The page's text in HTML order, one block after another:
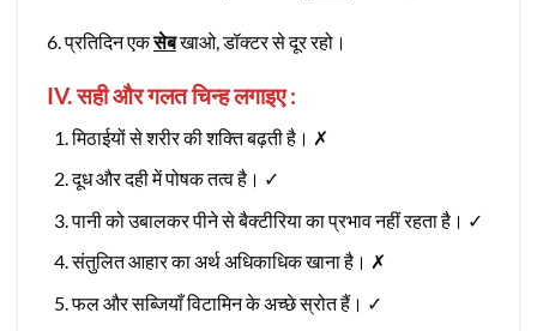
6. प्रतिदिन एकसेबखाओ, डॉक्टर से दूर रहो।
IV. सही और गलत चिन्ह लगाइए :
मिठाईयों से शरीर की शक्ति बढ़ती है। ✗
दूध और दही में पोषक तत्व है। ✓
पानी को उबालकर पीने से बैक्टीरिया का प्रभाव नहीं रहता है। ✓
संतुलित आहार का अर्थ अधिकाधिक खाना है। ✗
फल और सब्जियाँ विटामिन के अच्छे स्रोत हैं। ✓